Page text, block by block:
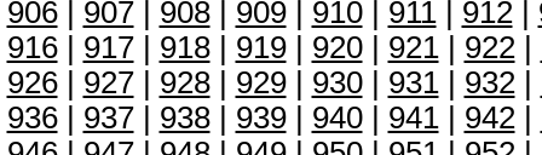
906| 907| 908| 909| 910| 911| 912|
916| 917| 918| 919| 920| 921| 922|
926| 927| 928| 929| 930| 931| 932|
936| 937| 938| 939| 940| 941| 942|